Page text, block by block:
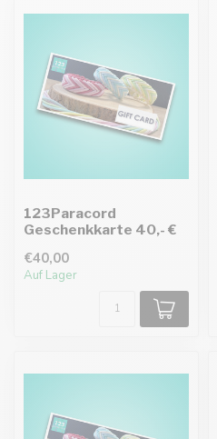
123Paracord
Geschenkkarte 40,- €
€40,00
Auf Lager